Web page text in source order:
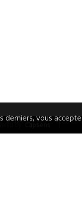
derniers, vous